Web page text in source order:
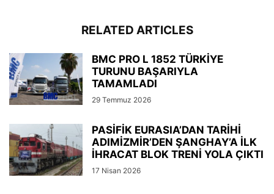
RELATED ARTICLES
BMC PRO L 1852 TÜRKİYE
TURUNU BAŞARIYLA
TAMAMLADI
29 Temmuz 2026
PASİFİK EURASIA’DAN TARİHİ
ADIMİZMİR’DEN ŞANGHAY’A İLK
İHRACAT BLOK TRENİ YOLA ÇIKTI
17 Nisan 2026